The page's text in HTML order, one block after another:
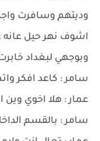
وديتهم وسافرت
اشوف نهر حيل عانه
وبوجهي لبغداد
سامر : كاعد افكر
عمار : هلا اخوي
سامر : بالقسم